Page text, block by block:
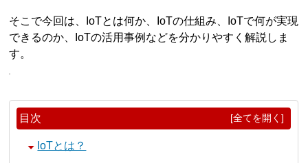
そこで今回は、IoTとは何か、IoTの仕組み、IoTで何が実現
できるのか、IoTの活用事例などを分かりやすく解説しま
す。
目次 [全てを開く]
IoTとは？